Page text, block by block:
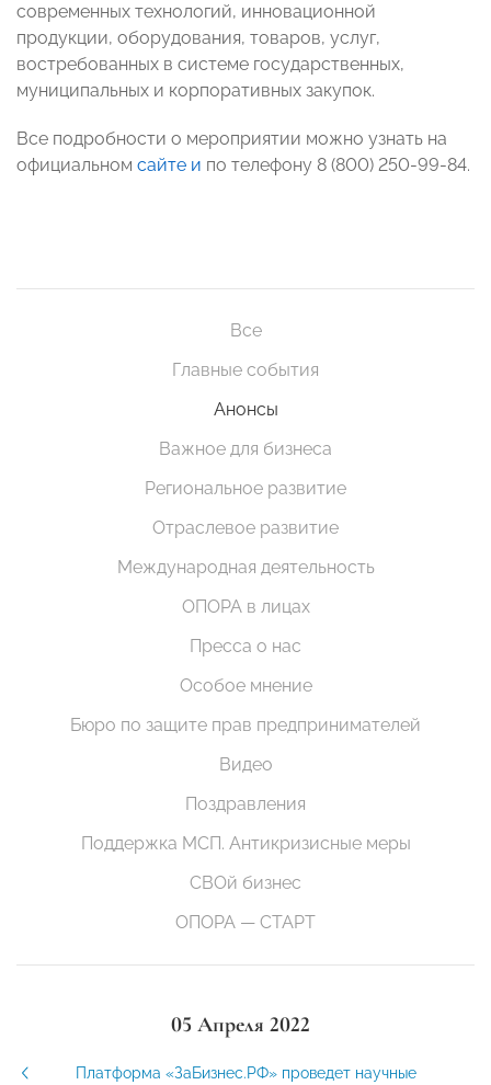
современных технологий, инновационной
продукции, оборудования, товаров, услуг,
востребованных в системе государственных,
муниципальных и корпоративных закупок.
Все подробности о мероприятии можно узнать на
официальном сайте и по телефону 8 (800) 250-99-84.
Все
Главные события
Анонсы
Важное для бизнеса
Региональное развитие
Отраслевое развитие
Международная деятельность
ОПОРА в лицах
Пресса о нас
Особое мнение
Бюро по защите прав предпринимателей
Видео
Поздравления
Поддержка МСП. Антикризисные меры
СВОй бизнес
ОПОРА — СТАРТ
05 Апреля 2022
Платформа «ЗаБизнес.РФ» проведет научные